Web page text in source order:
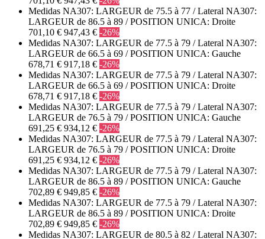
Medidas NA307: LARGEUR de 75.5 à 77 / Lateral NA307:
LARGEUR de 86.5 à 89 / POSITION UNICA: Droite
701,10 € 947,43 € -26%
Medidas NA307: LARGEUR de 77.5 à 79 / Lateral NA307:
LARGEUR de 66.5 à 69 / POSITION UNICA: Gauche
678,71 € 917,18 € -26%
Medidas NA307: LARGEUR de 77.5 à 79 / Lateral NA307:
LARGEUR de 66.5 à 69 / POSITION UNICA: Droite
678,71 € 917,18 € -26%
Medidas NA307: LARGEUR de 77.5 à 79 / Lateral NA307:
LARGEUR de 76.5 à 79 / POSITION UNICA: Gauche
691,25 € 934,12 € -26%
Medidas NA307: LARGEUR de 77.5 à 79 / Lateral NA307:
LARGEUR de 76.5 à 79 / POSITION UNICA: Droite
691,25 € 934,12 € -26%
Medidas NA307: LARGEUR de 77.5 à 79 / Lateral NA307:
LARGEUR de 86.5 à 89 / POSITION UNICA: Gauche
702,89 € 949,85 € -26%
Medidas NA307: LARGEUR de 77.5 à 79 / Lateral NA307:
LARGEUR de 86.5 à 89 / POSITION UNICA: Droite
702,89 € 949,85 € -26%
Medidas NA307: LARGEUR de 80.5 à 82 / Lateral NA307: